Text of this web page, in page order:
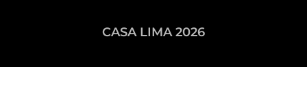
CASA LIMA 2026